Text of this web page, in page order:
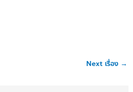
Next เรื่อง →